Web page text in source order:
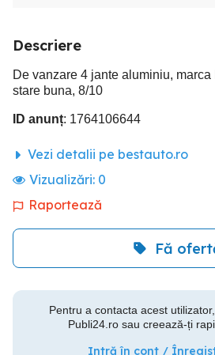
Descriere
De vanzare 4 jante aluminiu,
stare buna, 8/10
ID anunț: 1764106644
Vezi detalii pe bestauto.ro
Vizualizări: 0
Raportează
Fă
Pentru a contacta acest
Publi24.ro sau creează-ți
Intră în cont /